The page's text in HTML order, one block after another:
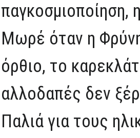
παγκοσμιοποίηση,
Μωρέ όταν η
όρθιο, το
αλλοδαπές δεν
Παλιά για τους